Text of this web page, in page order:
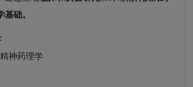
础。
神药理学